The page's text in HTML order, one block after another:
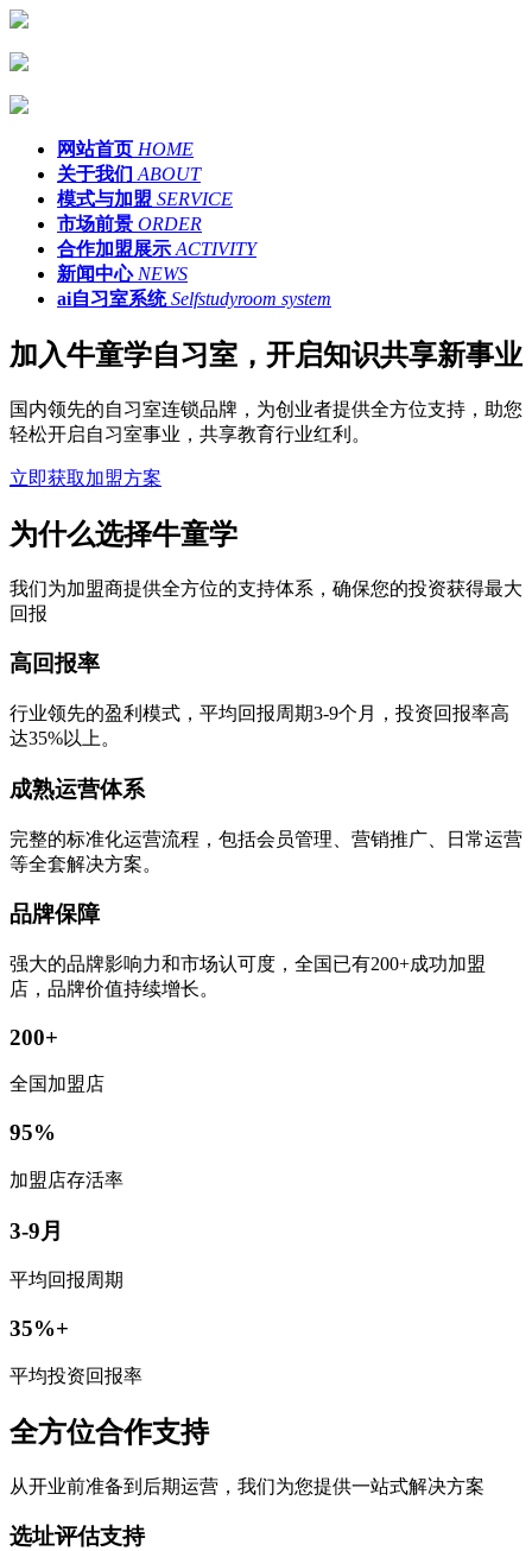
网站首页 HOME
关于我们 ABOUT
模式与加盟 SERVICE
市场前景 ORDER
合作加盟展示 ACTIVITY
新闻中心 NEWS
ai自习室系统 Selfstudyroom system
加入牛童学自习室，开启知识共享新事业
国内领先的自习室连锁品牌，为创业者提供全方位支持，助您
轻松开启自习室事业，共享教育行业红利。
立即获取加盟方案
为什么选择牛童学
我们为加盟商提供全方位的支持体系，确保您的投资获得最大
回报
高回报率
行业领先的盈利模式，平均回报周期3-9个月，投资回报率高
达35%以上。
成熟运营体系
完整的标准化运营流程，包括会员管理、营销推广、日常运营
等全套解决方案。
品牌保障
强大的品牌影响力和市场认可度，全国已有200+成功加盟
店，品牌价值持续增长。
200+
全国加盟店
95%
加盟店存活率
3-9月
平均回报周期
35%+
平均投资回报率
全方位合作支持
从开业前准备到后期运营，我们为您提供一站式解决方案
选址评估支持